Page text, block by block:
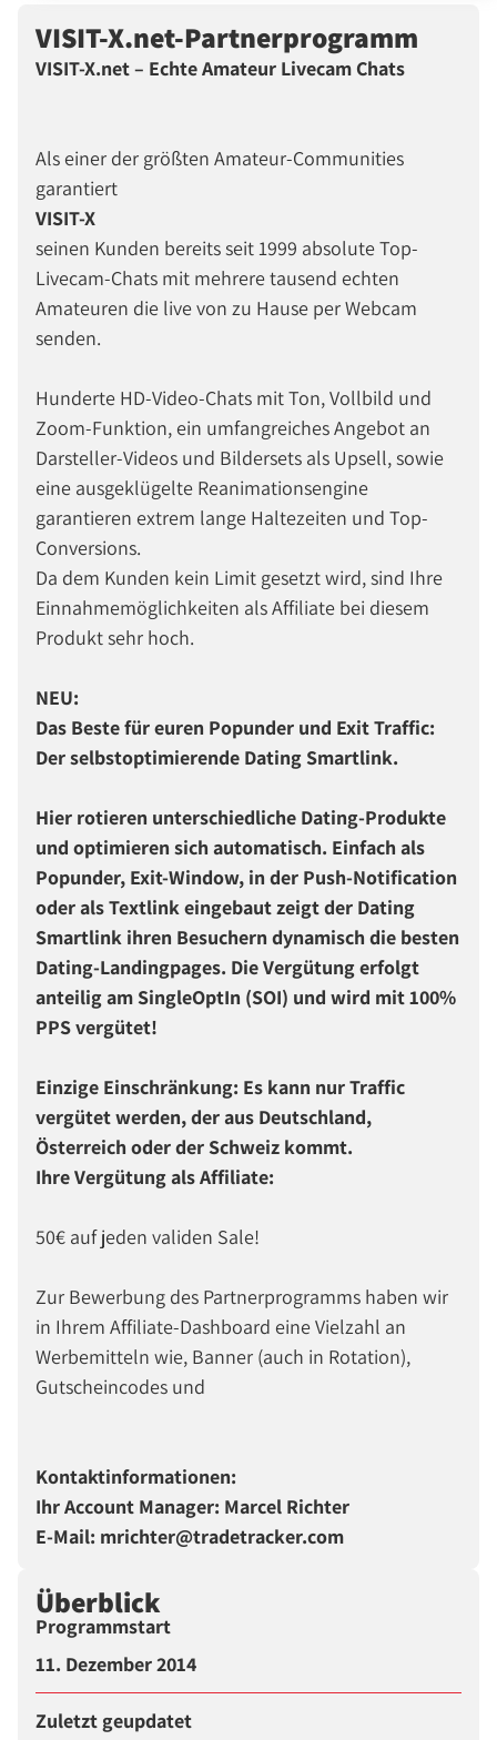
VISIT-X.net-Partnerprogramm
VISIT-X.net – Echte Amateur Livecam Chats
Als einer der größten Amateur-Communities
garantiert
VISIT-X
seinen Kunden bereits seit 1999 absolute Top-
Livecam-Chats mit mehrere tausend echten
Amateuren die live von zu Hause per Webcam
senden.
Hunderte HD-Video-Chats mit Ton, Vollbild und
Zoom-Funktion, ein umfangreiches Angebot an
Darsteller-Videos und Bildersets als Upsell, sowie
eine ausgeklügelte Reanimationsengine
garantieren extrem lange Haltezeiten und Top-
Conversions.
Da dem Kunden kein Limit gesetzt wird, sind Ihre
Einnahmemöglichkeiten als Affiliate bei diesem
Produkt sehr hoch.
NEU:
Das Beste für euren Popunder und Exit Traffic:
Der selbstoptimierende Dating Smartlink.
Hier rotieren unterschiedliche Dating-Produkte
und optimieren sich automatisch. Einfach als
Popunder, Exit-Window, in der Push-Notification
oder als Textlink eingebaut zeigt der Dating
Smartlink ihren Besuchern dynamisch die besten
Dating-Landingpages. Die Vergütung erfolgt
anteilig am SingleOptIn (SOI) und wird mit 100%
PPS vergütet!
Einzige Einschränkung: Es kann nur Traffic
vergütet werden, der aus Deutschland,
Österreich oder der Schweiz kommt.
Ihre Vergütung als Affiliate:
50€ auf jeden validen Sale!
Zur Bewerbung des Partnerprogramms haben wir
in Ihrem Affiliate-Dashboard eine Vielzahl an
Werbemitteln wie, Banner (auch in Rotation),
Gutscheincodes und
Kontaktinformationen:
Ihr Account Manager: Marcel Richter
E-Mail: mrichter@tradetracker.com
Überblick
Programmstart
11. Dezember 2014
Zuletzt geupdatet